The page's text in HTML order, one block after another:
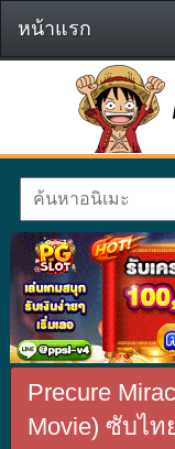
หน้าแรก
Precure
Movie) ซับไท